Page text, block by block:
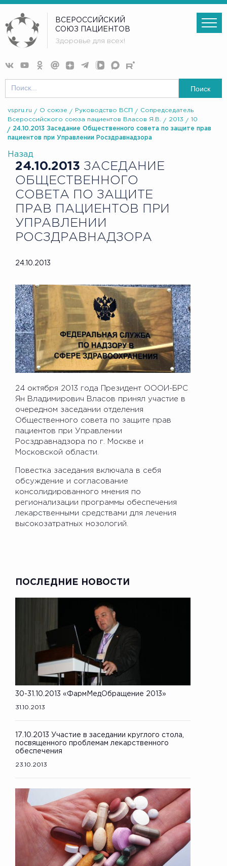
ВСЕРОССИЙСКИЙ
СОЮЗ ПАЦИЕНТОВ
Здоровье для всех!
Поиск
vspru.ru О союзе Руководство ВСП
Сопредседатель
Всероссийского союза пациентов Власов Я.В.
2013
10
24.10.2013 Заседание Общественного совета по защите прав
пациентов при Управлении Росздравнадзора
Назад
24.10.2013 ЗАСЕДАНИЕ
ОБЩЕСТВЕННОГО
СОВЕТА ПО ЗАЩИТЕ
ПРАВ ПАЦИЕНТОВ ПРИ
УПРАВЛЕНИИ
РОСЗДРАВНАДЗОРА
24.10.2013
24 октября 2013 года Президент ОООИ-БРС
Ян Владимирович Власов принял участие в
очередном заседании отделения
Общественного совета по защите прав
пациентов при Управлении
Росздравнадзора по г. Москве и
Московской области.
Повестка заседания включала в себя
обсуждение и согласование
консолидированного мнения по
регионализации программы обеспечения
лекарственными средствами для лечения
высокозатратных нозологий.
ПОСЛЕДНИЕ НОВОСТИ
30-31.10.2013 «ФармМедОбращение 2013»
31.10.2013
17.10.2013 Участие в заседании круглого стола,
посвященного проблемам лекарственного
обеспечения
23.10.2013